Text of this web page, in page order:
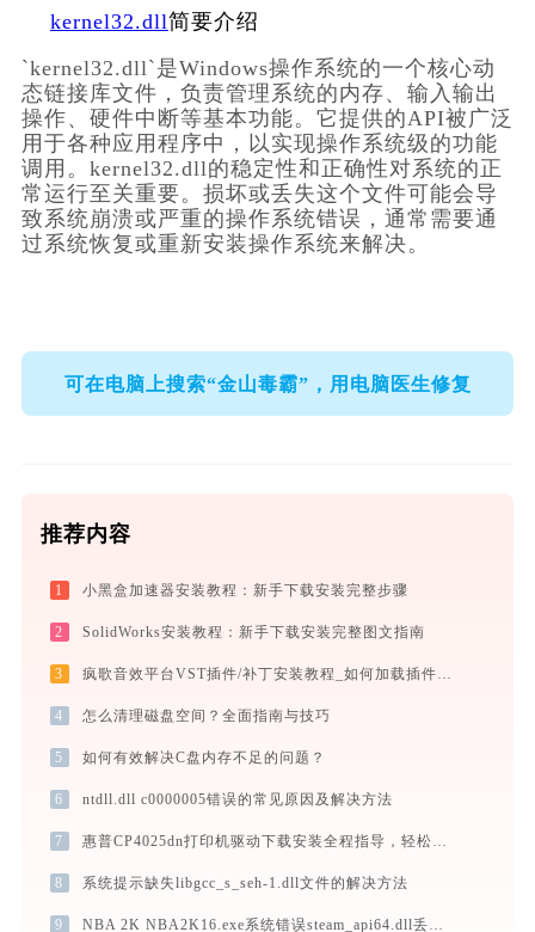
kernel32.dll简要介绍
`kernel32.dll`是Windows操作系统的一个核心动
态链接库文件，负责管理系统的内存、输入输出
操作、硬件中断等基本功能。它提供的API被广泛
用于各种应用程序中，以实现操作系统级的功能
调用。kernel32.dll的稳定性和正确性对系统的正
常运行至关重要。损坏或丢失这个文件可能会导
致系统崩溃或严重的操作系统错误，通常需要通
过系统恢复或重新安装操作系统来解决。
可在电脑上搜索“金山毒霸”，用电脑医生修复
推荐内容
1 小黑盒加速器安装教程：新手下载安装完整步骤
2 SolidWorks安装教程：新手下载安装完整图文指南
3 疯歌音效平台VST插件/补丁安装教程_如何加载插件效果包
4 怎么清理磁盘空间？全面指南与技巧
5 如何有效解决C盘内存不足的问题？
6 ntdll.dll c0000005错误的常见原因及解决方法
7 惠普CP4025dn打印机驱动下载安装全程指导，轻松解决打印问题
8 系统提示缺失libgcc_s_seh-1.dll文件的解决方法
9 NBA 2K NBA2K16.exe系统错误steam_api64.dll丢失如何解决